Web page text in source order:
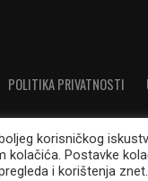
POLITIKA PRIVATNOSTI
© 2021.
korisničkog
Postavke
i korištenja